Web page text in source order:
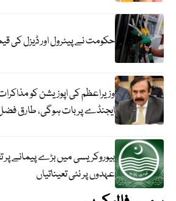
حکومت نے پیٹرول اور ڈیزل کی
وزیراعظم کی اپوزیشن کو
ایجنڈے پر بات ہوگی، طارق
بیوروکریسی میں بڑے پیمانے پر
عہدوں پر نئی تعیناتیاں